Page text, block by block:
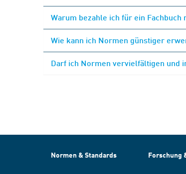
Warum bezahle ich für ein
Wie kann ich Normen günstiger
Darf ich Normen vervielfältigen und
Normen & Standards Forschung